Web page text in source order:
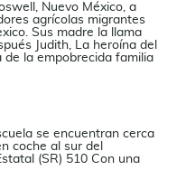
Nuevo México, a
agrícolas migrantes
Sus madre la llama
Judith, La heroína del
de la empobrecida familia
se encuentran cerca
coche al sur del
(SR) 510 Con una